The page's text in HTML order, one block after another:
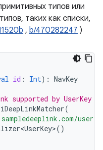
типов или
таких как списки,
I1520b , b/470282247 )
id : Int): NavKey
supported by UserKey
(
()